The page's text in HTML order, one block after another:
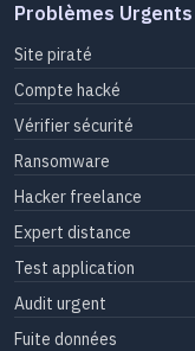
Problèmes Urgents
Site piraté
Compte hacké
Vérifier sécurité
Ransomware
Hacker freelance
Expert distance
Test application
Audit urgent
Fuite données